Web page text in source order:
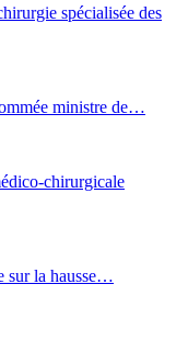
spécialisée des
ministre de…
chirurgicale
sur la hausse…